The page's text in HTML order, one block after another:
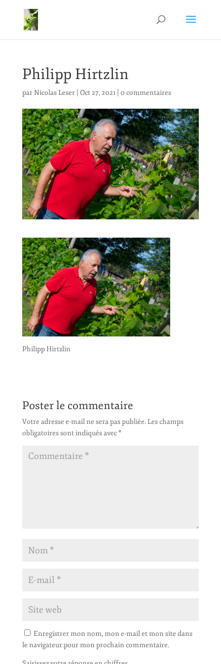
Philipp Hirtzlin
parNicolas Leser| Oct 27, 2021| 0 commentaires
Philipp Hirtzlin
Poster le commentaire
Votre adresse e-mail ne sera pas publiée.Les champs
obligatoires sont indiqués avec*
Enregistrer mon nom, mon e-mail et mon site dans
le navigateur pour mon prochain commentaire.